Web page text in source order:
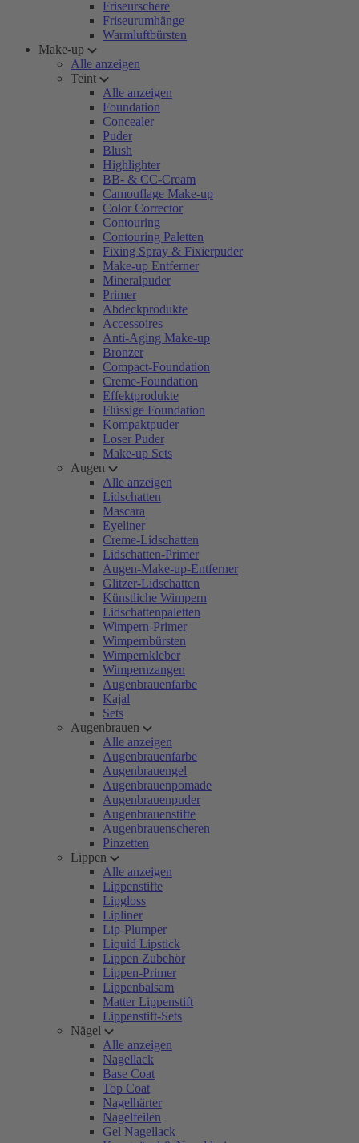
Friseurschere
Friseurumhänge
Warmluftbürsten
Make-up
Alle anzeigen
Teint
Alle anzeigen
Foundation
Concealer
Puder
Blush
Highlighter
BB- & CC-Cream
Camouflage Make-up
Color Corrector
Contouring
Contouring Paletten
Fixing Spray & Fixierpuder
Make-up Entferner
Mineralpuder
Primer
Abdeckprodukte
Accessoires
Anti-Aging Make-up
Bronzer
Compact-Foundation
Creme-Foundation
Effektprodukte
Flüssige Foundation
Kompaktpuder
Loser Puder
Make-up Sets
Augen
Alle anzeigen
Lidschatten
Mascara
Eyeliner
Creme-Lidschatten
Lidschatten-Primer
Augen-Make-up-Entferner
Glitzer-Lidschatten
Künstliche Wimpern
Lidschattenpaletten
Wimpern-Primer
Wimpernbürsten
Wimpernkleber
Wimpernzangen
Augenbrauenfarbe
Kajal
Sets
Augenbrauen
Alle anzeigen
Augenbrauenfarbe
Augenbrauengel
Augenbrauenpomade
Augenbrauenpuder
Augenbrauenstifte
Augenbrauenscheren
Pinzetten
Lippen
Alle anzeigen
Lippenstifte
Lipgloss
Lipliner
Lip-Plumper
Liquid Lipstick
Lippen Zubehör
Lippen-Primer
Lippenbalsam
Matter Lippenstift
Lippenstift-Sets
Nägel
Alle anzeigen
Nagellack
Base Coat
Top Coat
Nagelhärter
Nagelfeilen
Gel Nagellack